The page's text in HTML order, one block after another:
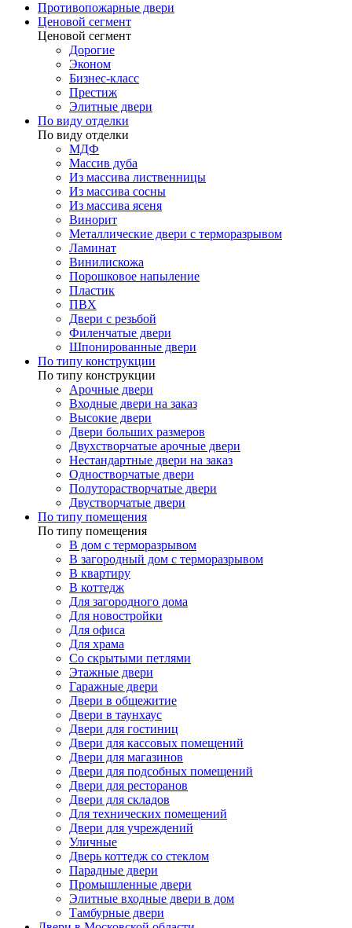
Противопожарные двери
Ценовой сегмент
Ценовой сегмент
Дорогие
Эконом
Бизнес-класс
Престиж
Элитные двери
По виду отделки
По виду отделки
МДФ
Массив дуба
Из массива лиственницы
Из массива сосны
Из массива ясеня
Винорит
Металлические двери с терморазрывом
Ламинат
Винилискожа
Порошковое напыление
Пластик
ПВХ
Двери с резьбой
Филенчатые двери
Шпонированные двери
По типу конструкции
По типу конструкции
Арочные двери
Входные двери на заказ
Высокие двери
Двери больших размеров
Двухстворчатые арочные двери
Нестандартные двери на заказ
Одностворчатые двери
Полуторастворчатые двери
Двустворчатые двери
По типу помещения
По типу помещения
В дом с терморазрывом
В загородный дом с терморазрывом
В квартиру
В коттедж
Для загородного дома
Для новостройки
Для офиса
Для храма
Со скрытыми петлями
Этажные двери
Гаражные двери
Двери в общежитие
Двери в таунхаус
Двери для гостиниц
Двери для кассовых помещений
Двери для магазинов
Двери для подсобных помещений
Двери для ресторанов
Двери для складов
Для технических помещений
Двери для учреждений
Уличные
Дверь коттедж со стеклом
Парадные двери
Промышленные двери
Элитные входные двери в дом
Тамбурные двери